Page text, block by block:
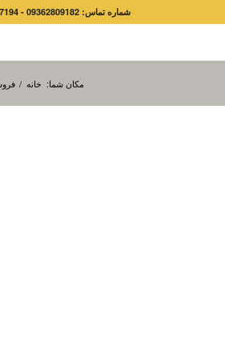
شماره تماس: 09362809182 - 36527194-9826+
مکان شما: خانه /